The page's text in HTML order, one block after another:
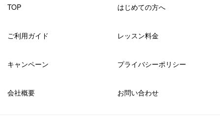
TOP はじめての方へ
ご利用ガイド レッスン料金
キャンペーン プライバシーポリシー
会社概要 お問い合わせ